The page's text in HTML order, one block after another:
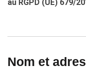
au RGPD (UE) 679/
Nom et